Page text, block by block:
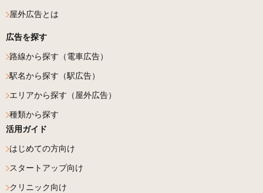
屋外広告とは
広告を探す
路線から探す（電車広告）
駅名から探す（駅広告）
エリアから探す（屋外広告）
種類から探す
活用ガイド
はじめての方向け
スタートアップ向け
クリニック向け